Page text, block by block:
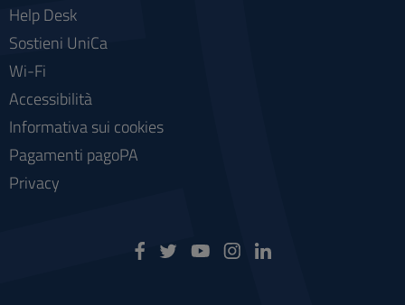
Help Desk
Sostieni UniCa
Wi-Fi
Accessibilità
Informativa sui cookies
Pagamenti pagoPA
Privacy